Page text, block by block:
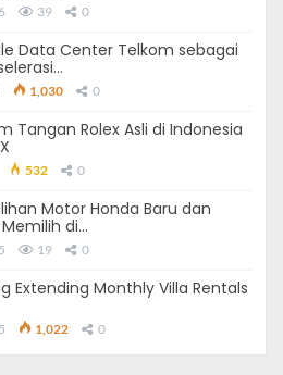
39 0
Data Center Telkom sebagai
1,030 0
Tangan Rolex Asli di Indonesia
532 0
Motor Honda Baru dan
di…
19 0
Extending Monthly Villa Rentals
1,022 0